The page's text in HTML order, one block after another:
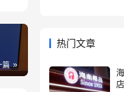
篇
热门文章